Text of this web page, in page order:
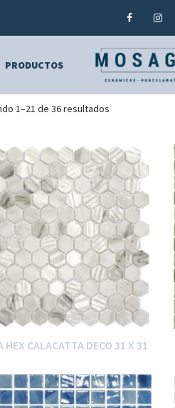
PRODUCTOS
1–21 de 36 resultados
HEX CALACATTA DECO 31 X 31